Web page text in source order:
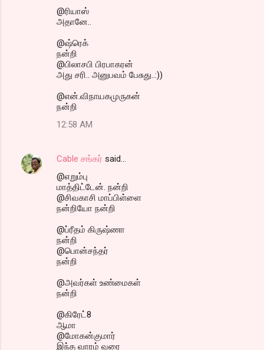
@ரியாஸ்
அதானே..
@ஷ்ரெக்
நன்றி
@பிலாசபி பிரபாகரன்
அது சரி.. அனுபவம் பேசுது..:))
@என்.விநாயகமுருகன்
நன்றி
12:58 AM
Cable சங்கர் said…
@எறும்பு
மாத்திட்டேன். நன்றி
@சிவகாசி மாப்பிள்ளை
நன்றியோ நன்றி
@ப்ரீதம் கிருஷ்ணா
நன்றி
@பொன்சந்தர்
நன்றி
@அவர்கள் உண்மைகள்
நன்றி
@கிரேட்8
ஆமா
@மோகன்குமார்
இந்த வாரம் வரை